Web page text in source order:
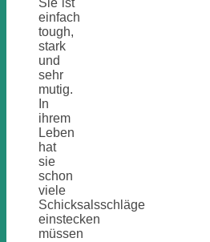
einfach
tough,
stark
und
sehr
mutig.
In
ihrem
Leben
hat
sie
schon
viele
Schicksalsschläge
einstecken
müssen